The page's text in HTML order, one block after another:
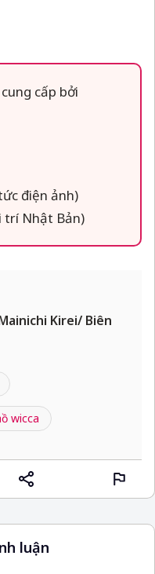
cấp bởi
điện ảnh)
trí Nhật Bản)
Kirei/ Biên
wicca
luận